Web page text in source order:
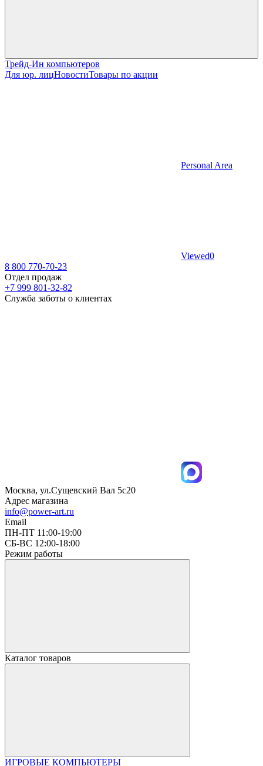
Трейд-Ин компьютеров
Для юр. лицНовостиТовары по акции
Personal Area
Viewed0
8 800 770-70-23
Отдел продаж
+7 999 801-32-82
Служба заботы о клиентах
Москва, ул.Сущевский Вал 5с20
Адрес магазина
info@power-art.ru
Email
ПН-ПТ 11:00-19:00
СБ-ВС 12:00-18:00
Режим работы
Каталог товаров
ИГРОВЫЕ КОМПЬЮТЕРЫ